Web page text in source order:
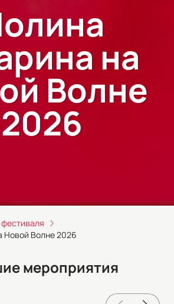
на
Волне
2026
Новой Волне 2026
мероприятия